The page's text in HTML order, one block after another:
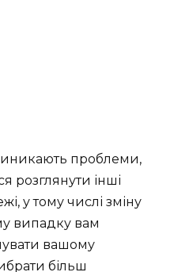
проблеми,
розглянути інші
у тому числі зміну
випадку вам
вашому
більш